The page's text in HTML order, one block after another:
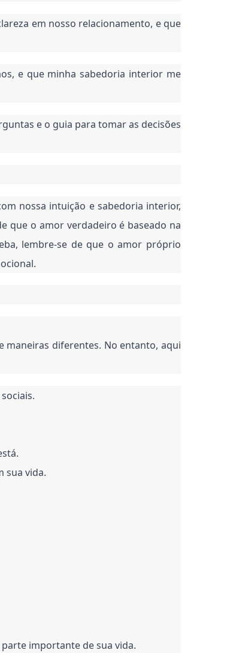
em nosso relacionamento, e que
e que minha sabedoria interior me
e o guia para tomar as decisões
nossa intuição e sabedoria interior,
que o amor verdadeiro é baseado na
lembre-se de que o amor próprio
maneiras diferentes. No entanto, aqui
sua vida.
importante de sua vida.